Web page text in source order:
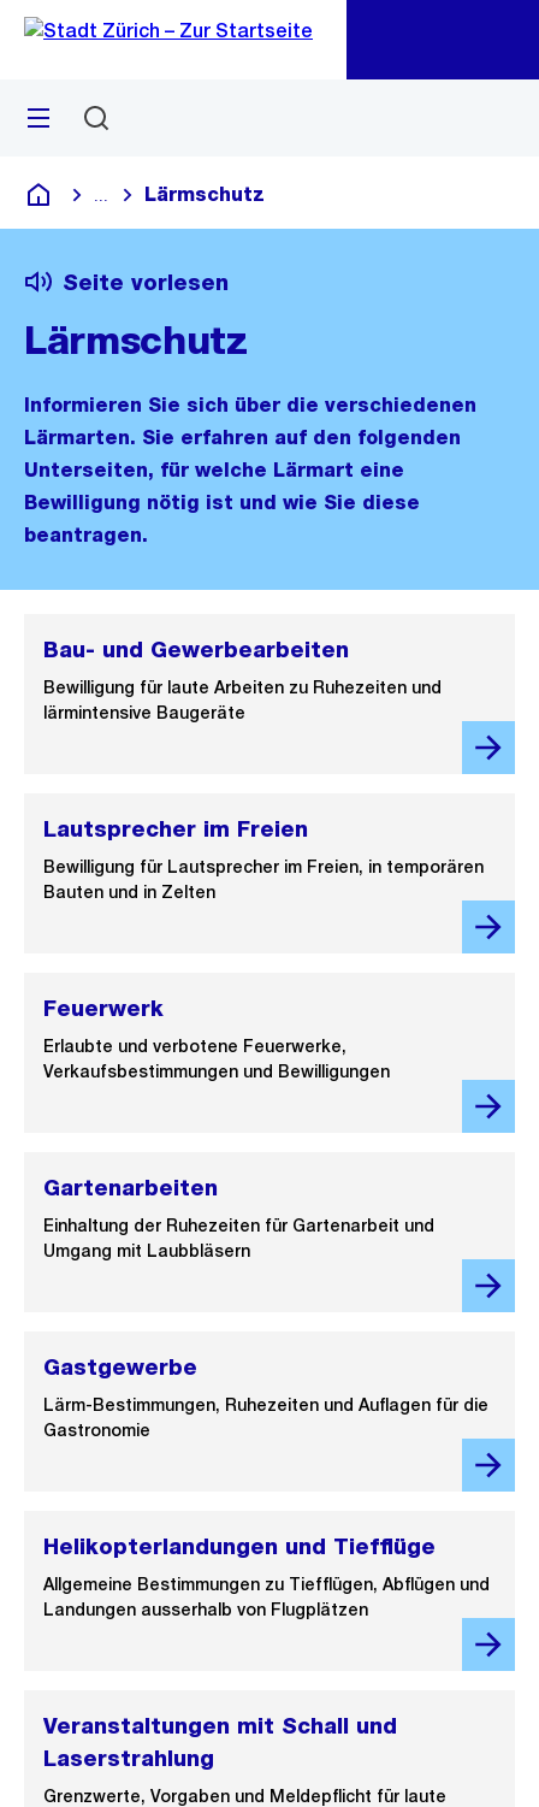
Navigation
Sprunglink
Menü
Deutsch
Blende alle Breadcrumbs ein
Lärmschutz
Seite vorlesen
Lärmschutz
Informieren Sie sich über die verschiedenen
Lärmarten. Sie erfahren auf den folgenden
Unterseiten, für welche Lärmart eine
Bewilligung nötig ist und wie Sie diese
beantragen.
Bau- und Gewerbearbeiten
Bewilligung für laute Arbeiten zu Ruhezeiten und
lärmintensive Baugeräte
Lautsprecher im Freien
Bewilligung für Lautsprecher im Freien, in temporären
Bauten und in Zelten
Feuerwerk
Erlaubte und verbotene Feuerwerke,
Verkaufsbestimmungen und Bewilligungen
Gartenarbeiten
Einhaltung der Ruhezeiten für Gartenarbeit und
Umgang mit Laubbläsern
Gastgewerbe
Lärm-Bestimmungen, Ruhezeiten und Auflagen für die
Gastronomie
Helikopterlandungen und Tiefflüge
Allgemeine Bestimmungen zu Tiefflügen, Abflügen und
Landungen ausserhalb von Flugplätzen
Veranstaltungen mit Schall und
Laserstrahlung
Grenzwerte, Vorgaben und Meldepflicht für laute